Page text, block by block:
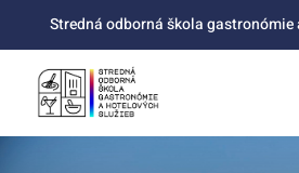
content
Stredná odborná škola